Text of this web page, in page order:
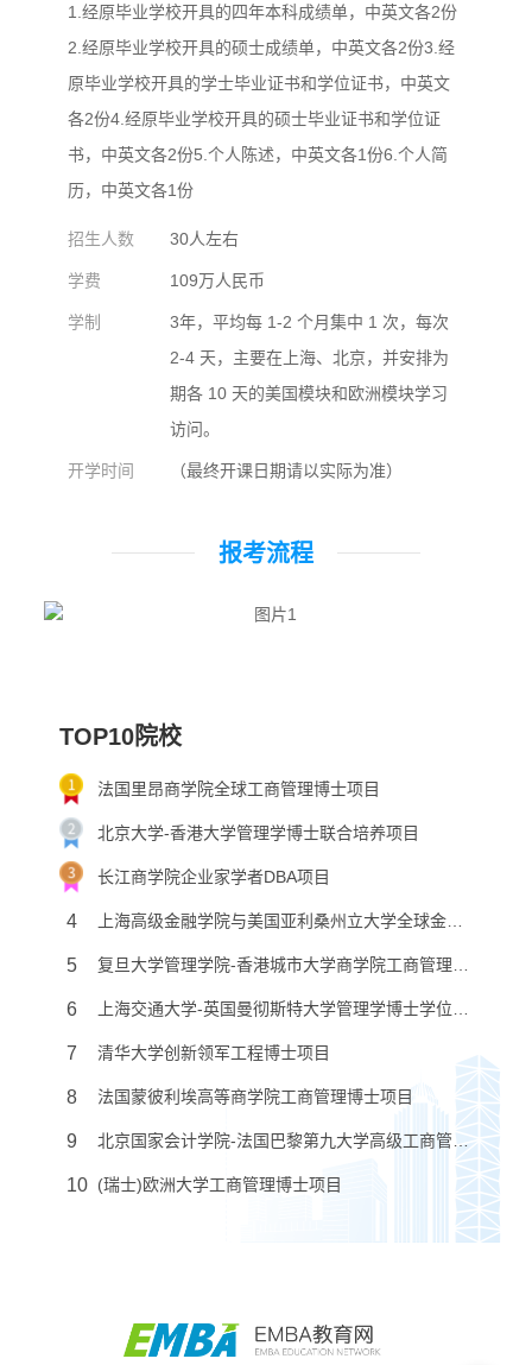
1.经原毕业学校开具的四年本科成绩单，中英文各2份
2.经原毕业学校开具的硕士成绩单，中英文各2份3.经
原毕业学校开具的学士毕业证书和学位证书，中英文
各2份4.经原毕业学校开具的硕士毕业证书和学位证
书，中英文各2份5.个人陈述，中英文各1份6.个人简
历，中英文各1份
招生人数 30人左右
学费 109万人民币
学制
3年，平均每 1-2 个月集中 1 次，每次
2-4 天，主要在上海、北京，并安排为
期各 10 天的美国模块和欧洲模块学习
访问。
开学时间 （最终开课日期请以实际为准）
报考流程
TOP10院校
法国里昂商学院全球工商管理博士项目
北京大学-香港大学管理学博士联合培养项目
长江商学院企业家学者DBA项目
4 上海高级金融学院与美国亚利桑州立大学全球金融工商管理博士学位项目
5 复旦大学管理学院-香港城市大学商学院工商管理博士项目
6 上海交通大学-英国曼彻斯特大学管理学博士学位教育项目
7 清华大学创新领军工程博士项目
8 法国蒙彼利埃高等商学院工商管理博士项目
9 北京国家会计学院-法国巴黎第九大学高级工商管理博士项目
10 (瑞士)欧洲大学工商管理博士项目